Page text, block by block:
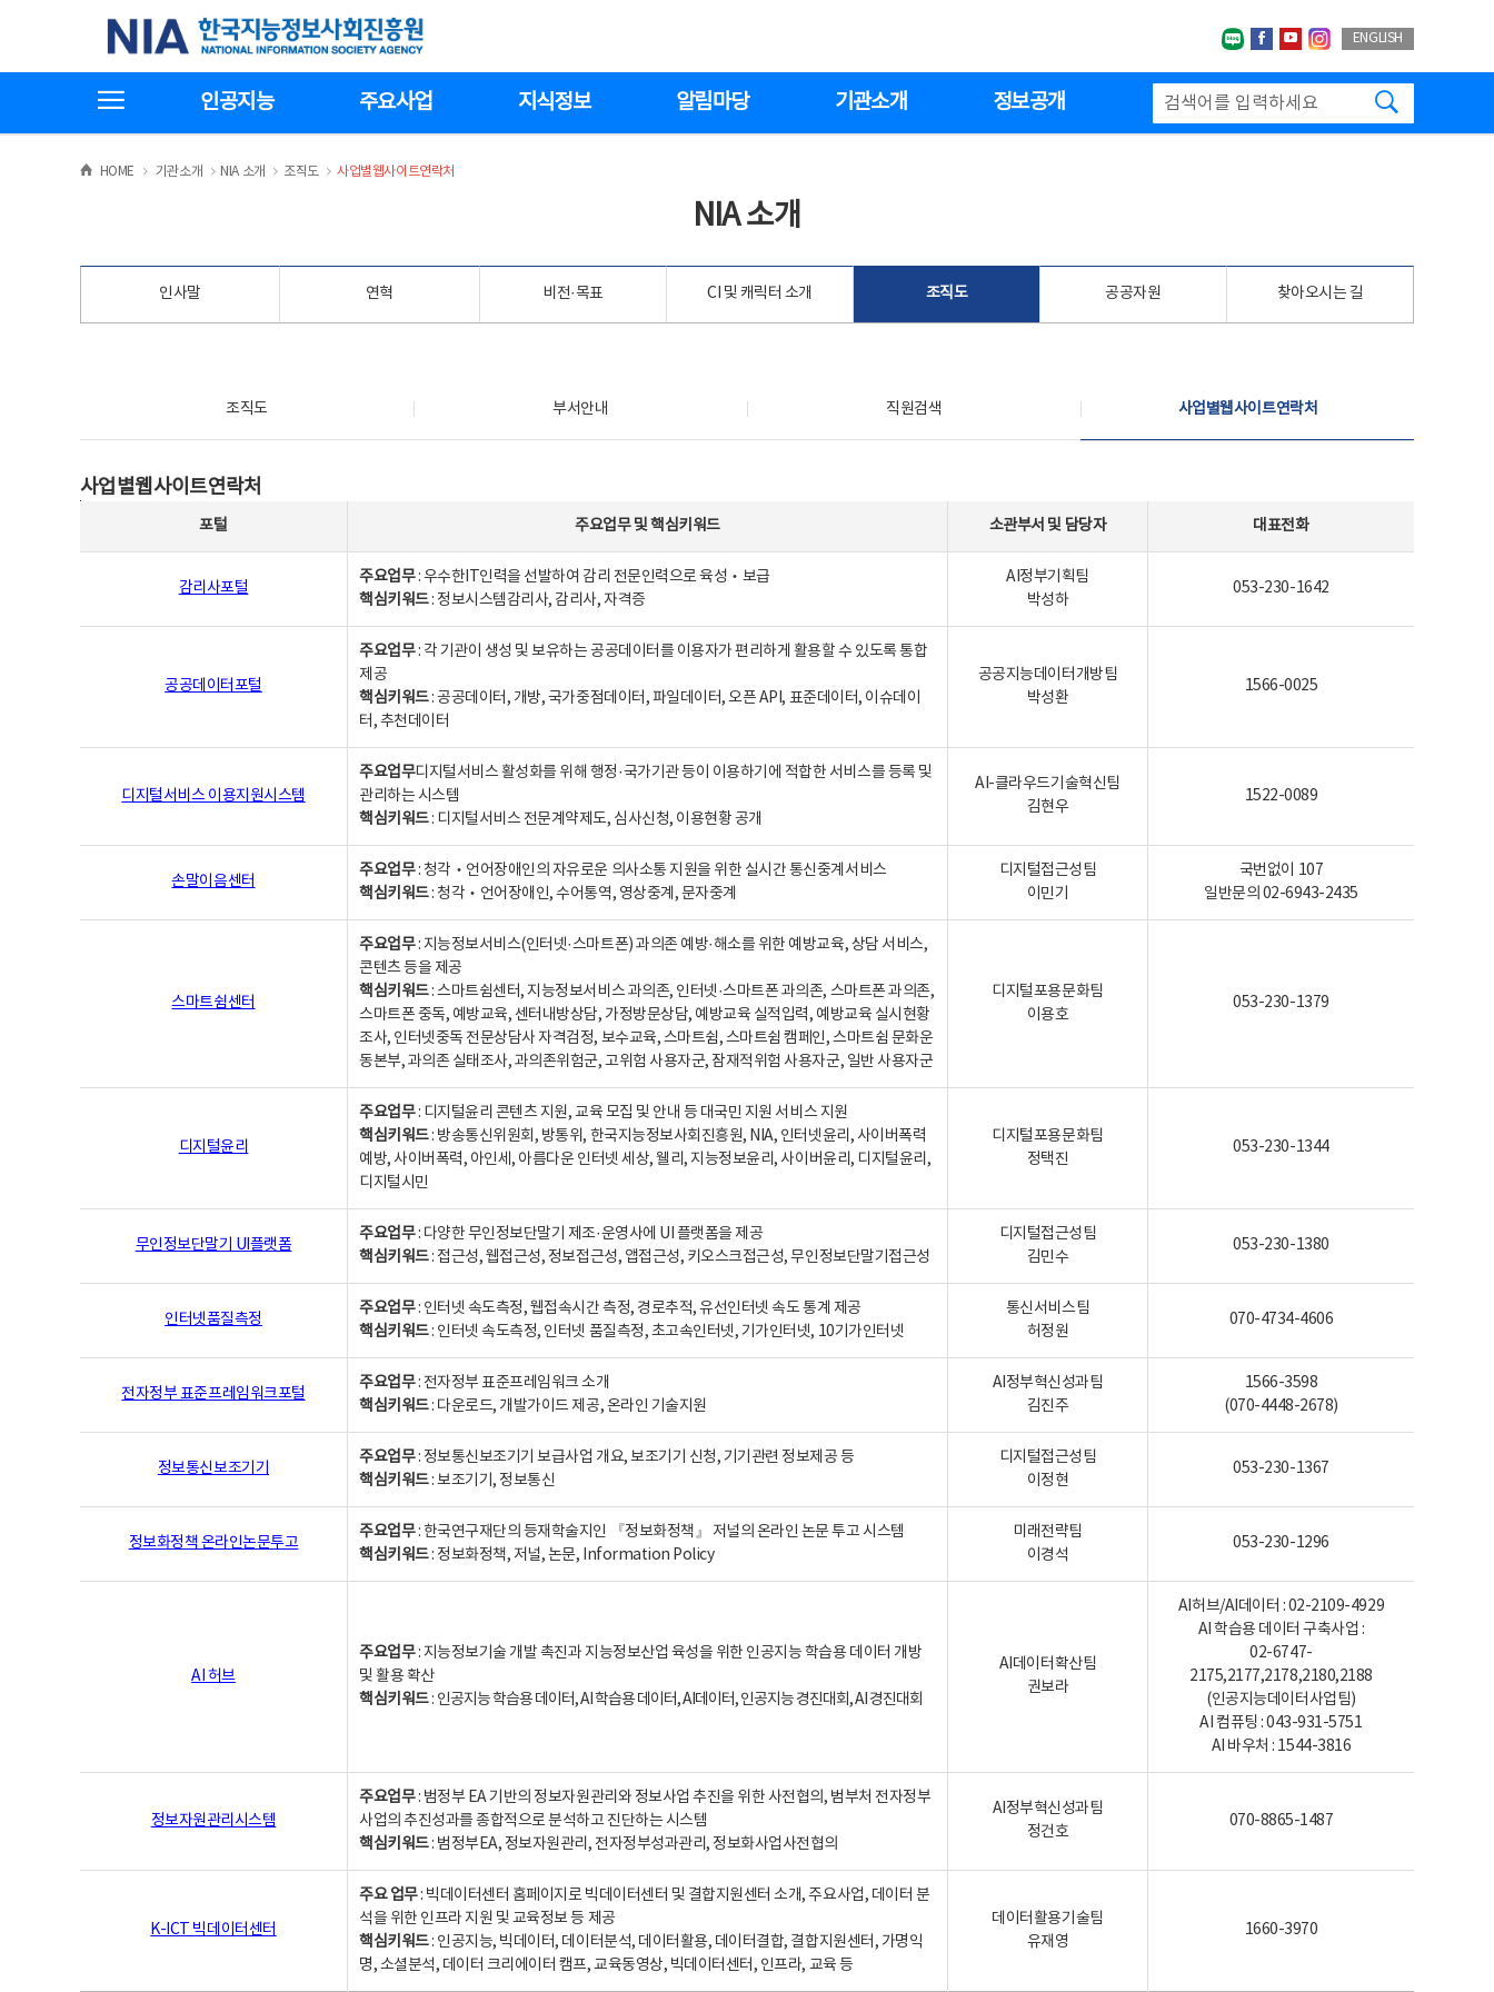
기
한국지능정보사회진흥원
네이버블로그
페이스북
유투브인스타그랩
ENGLISH
인공지능 주요사업 지식정보 알림마당 기관소개 정보공개
HOME >
기관소개 >NIA 소개 >
조직도 >
사업별웹사이트연락처
NIA 소개
인사말 연혁 비전·목표 CI 및 캐릭터 소개 조직도 공공자원 찾아오시는 길
조직도 부서안내 직원검색 사업별웹사이트연락처
사업별웹사이트연락처
포털 주요업무및핵심키워드 소관부서 및 담당자 대표전화
감리사포털
주요업무: 우수한IT인력을 선발하여 감리 전문인력으로 육성‧보급
핵심키워드: 정보시스템감리사, 감리사, 자격증
AI정부기획팀
박성하
053-230-1642
공공데이터포털
주요업무: 각 기관이 생성 및 보유하는 공공데이터를 이용자가 편리하게 활용할 수 있도록 통합
제공
핵심키워드: 공공데이터, 개방, 국가중점데이터, 파일데이터, 오픈 API, 표준데이터, 이슈데이
터, 추천데이터
공공지능데이터개방팀
박성환
1566-0025
디지털서비스 이용지원시스템
주요업무디지털서비스 활성화를 위해 행정·국가기관 등이 이용하기에 적합한 서비스를 등록 및
관리하는 시스템
핵심키워드: 디지털서비스 전문계약제도, 심사신청, 이용현황 공개
AI-클라우드기술혁신팀
김현우
1522-0089
손말이음센터
주요업무: 청각‧언어장애인의 자유로운 의사소통 지원을 위한 실시간 통신중계서비스
핵심키워드: 청각‧언어장애인, 수어통역, 영상중계, 문자중계
디지털접근성팀
이민기
국번없이 107
일반문의 02-6943-2435
스마트쉼센터
주요업무: 지능정보서비스(인터넷·스마트폰) 과의존 예방·해소를 위한 예방교육, 상담 서비스,
콘텐츠 등을 제공
핵심키워드: 스마트쉼센터, 지능정보서비스 과의존, 인터넷·스마트폰 과의존, 스마트폰 과의존,
스마트폰 중독, 예방교육, 센터내방상담, 가정방문상담, 예방교육 실적입력, 예방교육 실시현황
조사, 인터넷중독 전문상담사 자격검정, 보수교육, 스마트쉼, 스마트쉼 캠페인, 스마트쉼 문화운
동본부, 과의존 실태조사, 과의존위험군, 고위험 사용자군, 잠재적위험 사용자군, 일반 사용자군
디지털포용문화팀
이용호
053-230-1379
디지털윤리
주요업무: 디지털윤리 콘텐츠 지원, 교육 모집 및 안내 등 대국민 지원 서비스 지원
핵심키워드: 방송통신위원회, 방통위, 한국지능정보사회진흥원, NIA, 인터넷윤리, 사이버폭력
예방, 사이버폭력, 아인세, 아름다운 인터넷 세상, 웰리, 지능정보윤리, 사이버윤리, 디지털윤리,
디지털시민
디지털포용문화팀
정택진
053-230-1344
무인정보단말기 UI플랫폼
주요업무: 다양한 무인정보단말기 제조·운영사에 UI 플랫폼을 제공
핵심키워드: 접근성, 웹접근성, 정보접근성, 앱접근성, 키오스크접근성, 무인정보단말기접근성
디지털접근성팀
김민수
053-230-1380
인터넷품질측정
주요업무: 인터넷 속도측정, 웹접속시간 측정, 경로추적, 유선인터넷 속도 통계 제공
핵심키워드: 인터넷 속도측정, 인터넷 품질측정, 초고속인터넷, 기가인터넷, 10기가인터넷
통신서비스팀
허정원
070-4734-4606
전자정부 표준프레임워크포털
주요업무: 전자정부 표준프레임워크 소개
핵심키워드: 다운로드, 개발가이드 제공, 온라인 기술지원
AI정부혁신성과팀
김진주
1566-3598
(070-4448-2678)
정보통신보조기기
주요업무: 정보통신보조기기 보급사업 개요, 보조기기 신청, 기기관련 정보제공 등
핵심키워드: 보조기기, 정보통신
디지털접근성팀
이정현
053-230-1367
정보화정책 온라인논문투고
주요업무: 한국연구재단의 등재학술지인 『정보화정책』 저널의 온라인 논문 투고 시스템
핵심키워드: 정보화정책, 저널, 논문, Information Policy
미래전략팀
이경석
053-230-1296
AI 허브
주요업무: 지능정보기술 개발 촉진과 지능정보산업 육성을 위한 인공지능 학습용 데이터 개방
및 활용 확산
핵심키워드: 인공지능 학습용 데이터, AI 학습용 데이터, AI데이터, 인공지능 경진대회, AI 경진대회
AI데이터확산팀
권보라
AI허브/AI데이터 : 02-2109-4929
AI 학습용 데이터 구축사업 :
02-6747-
2175,2177,2178,2180,2188
(인공지능데이터사업팀)
AI 컴퓨팅 : 043-931-5751
AI 바우처 : 1544-3816
정보자원관리시스템
주요업무: 범정부 EA 기반의 정보자원관리와 정보사업 추진을 위한 사전협의, 범부처 전자정부
사업의 추진성과를 종합적으로 분석하고 진단하는 시스템
핵심키워드: 범정부EA, 정보자원관리, 전자정부성과관리, 정보화사업사전협의
AI정부혁신성과팀
정건호
070-8865-1487
K-ICT 빅데이터센터
주요 업무: 빅데이터센터 홈페이지로 빅데이터센터 및 결합지원센터 소개, 주요사업, 데이터 분
석을 위한 인프라 지원 및 교육정보 등 제공
핵심키워드: 인공지능, 빅데이터, 데이터분석, 데이터활용, 데이터결합, 결합지원센터, 가명익
명, 소셜분석, 데이터 크리에이터 캠프, 교육동영상, 빅데이터센터, 인프라, 교육 등
데이터활용기술팀
유재영
1660-3970